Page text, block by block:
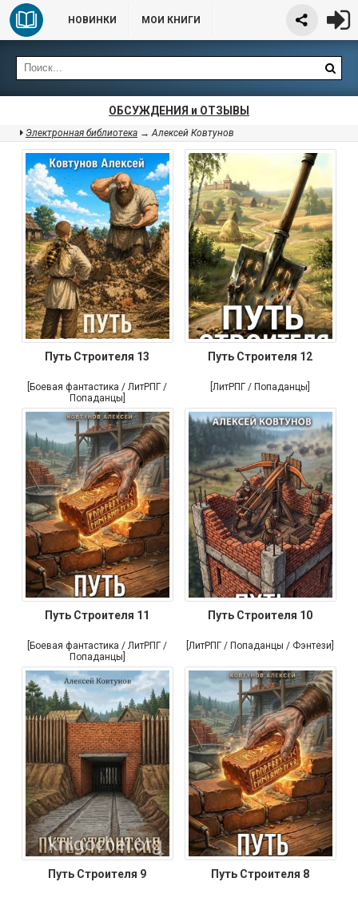
НОВИНКИ МОИ КНИГИ
ОБСУЖДЕНИЯ и ОТЗЫВЫ
Электронная библиотека → Алексей Ковтунов
Путь Строителя 13
[Боевая фантастика / ЛитРПГ /
Попаданцы]
Путь Строителя 12
[ЛитРПГ / Попаданцы]
Путь Строителя 11
[Боевая фантастика / ЛитРПГ /
Попаданцы]
Путь Строителя 10
[ЛитРПГ / Попаданцы / Фэнтези]
Путь Строителя 9 Путь Строителя 8